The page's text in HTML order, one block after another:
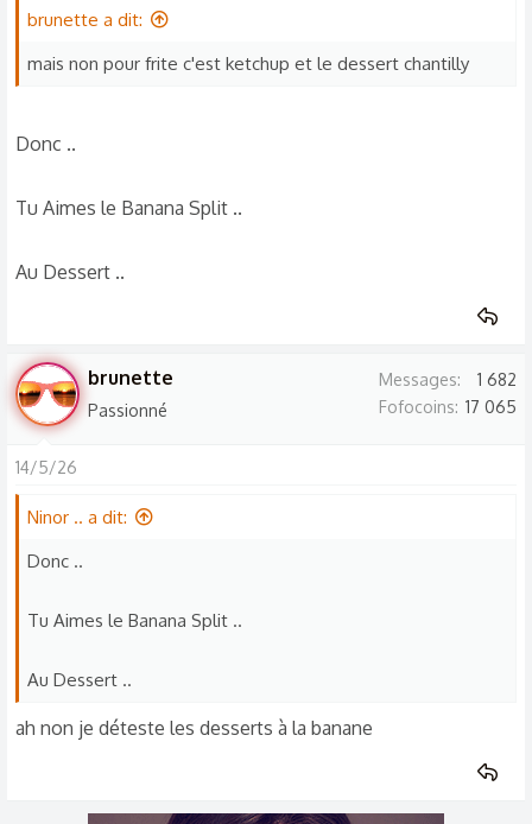
brunette a dit:
mais non pour frite c'est ketchup et le dessert chantilly
Donc ..
Tu Aimes le Banana Split ..
Au Dessert ..
brunette
Passionné
Messages
1 682
Fofocoins 17 065
14/5/26
Ninor .. a dit:
Donc ..
Tu Aimes le Banana Split ..
Au Dessert ..
ah non je déteste les desserts à la banane